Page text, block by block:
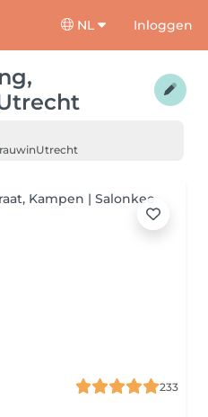
NL Inloggen
inUtrecht
233